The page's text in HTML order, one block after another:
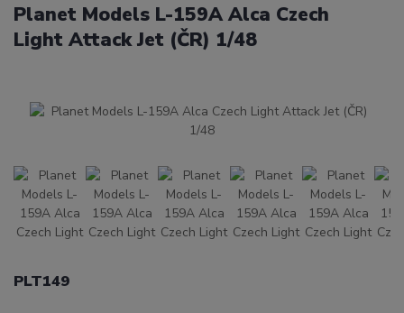
Planet Models L-159A Alca Czech
Light Attack Jet (ČR) 1/48
PLT149